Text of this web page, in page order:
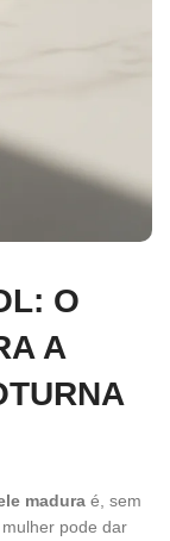
O
A
madura é, sem
pode dar